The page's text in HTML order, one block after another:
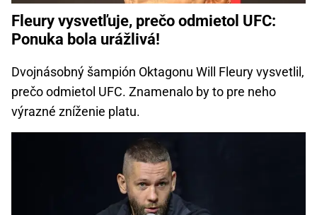
Fleury vysvetľuje, prečo odmietol UFC:
Ponuka bola urážlivá!
Dvojnásobný šampión Oktagonu Will Fleury vysvetlil,
prečo odmietol UFC. Znamenalo by to pre neho
výrazné zníženie platu.